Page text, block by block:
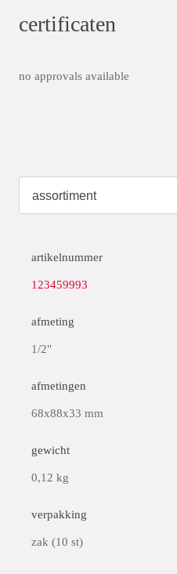
certificaten
no approvals available
artikelnummer
123459993
afmeting
1/2"
afmetingen
68x88x33 mm
gewicht
0,12 kg
verpakking
zak (10 st)